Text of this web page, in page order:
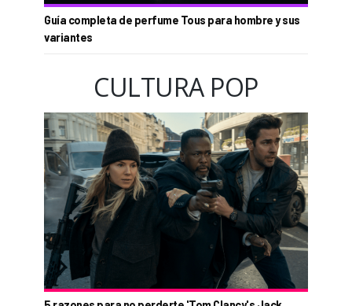
Guía completa de perfume Tous para hombre y sus
variantes
CULTURA POP